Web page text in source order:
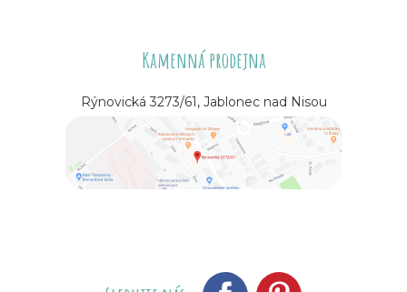
Kamenná prodejna
Rýnovická 3273/61, Jablonec nad Nisou